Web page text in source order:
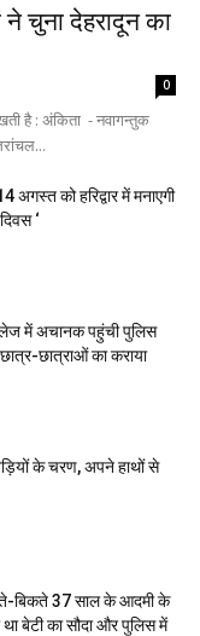
चुना देहरादून का
0
है : अंकिता - नवागन्तुक
अगस्त को हरिद्वार में मनाएगी
‘
में अचानक पहुंची पुलिस
छात्राओं का कराया
के चरण, अपने हाथों से
बिकते 37 साल के आदमी के
था बेटी का सौदा और पुलिस में